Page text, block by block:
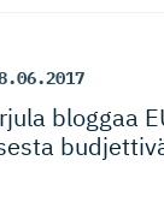
bloggaa